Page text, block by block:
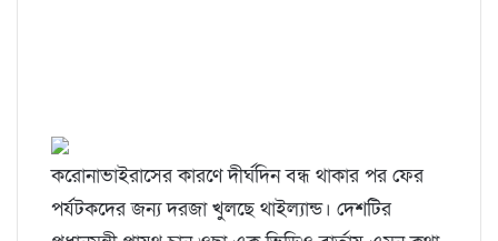
করোনাভাইরাসের কারণে দীর্ঘদিন বন্ধ থাকার পর ফের
পর্যটকদের জন্য দরজা খুলছে থাইল্যান্ড। দেশটির